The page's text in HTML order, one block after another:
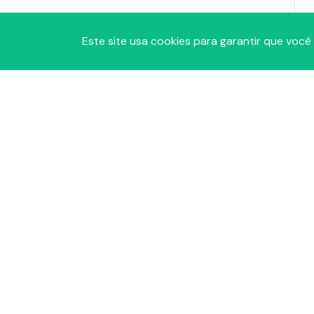
Este site usa cookies para garantir que